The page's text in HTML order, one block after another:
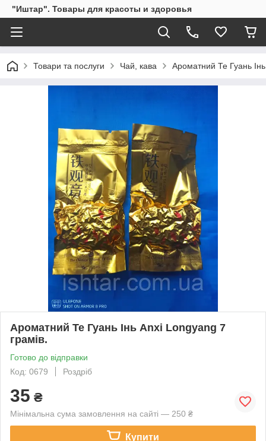
"Иштар". Товары для красоты и здоровья
Товари та послуги Чай, кава Ароматний Те Гуань
Ароматний Те Гуань Інь Anxi Longyang 7
грамів.
Готово до відправки
Код: 0679
Роздріб
35 ₴
Мінімальна сума замовлення на сайті — 250 ₴
Купити